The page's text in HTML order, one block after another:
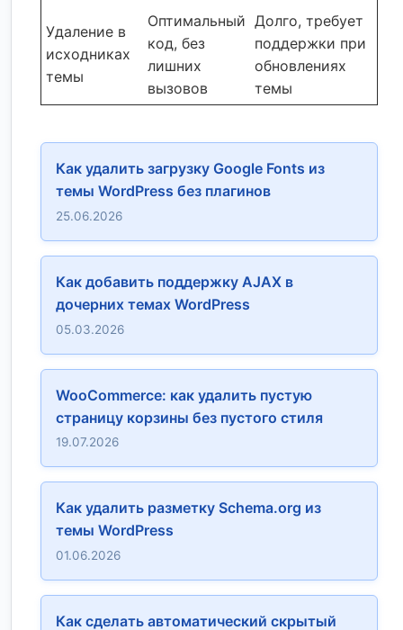
Удаление в
исходниках
темы
Оптимальный
код, без
лишних
вызовов
Долго, требует
поддержки при
обновлениях
темы
Как удалить загрузку Google Fonts из
темы WordPress без плагинов
25.06.2026
Как добавить поддержку AJAX в
дочерних темах WordPress
05.03.2026
WooCommerce: как удалить пустую
страницу корзины без пустого стиля
19.07.2026
Как удалить разметку Schema.org из
темы WordPress
01.06.2026
Как сделать автоматический скрытый